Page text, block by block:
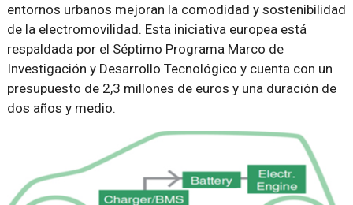
entornos urbanos mejoran la comodidad y sostenibilidad
de la electromovilidad. Esta iniciativa europea está
respaldada por el Séptimo Programa Marco de
Investigación y Desarrollo Tecnológico y cuenta con un
presupuesto de 2,3 millones de euros y una duración de
dos años y medio.